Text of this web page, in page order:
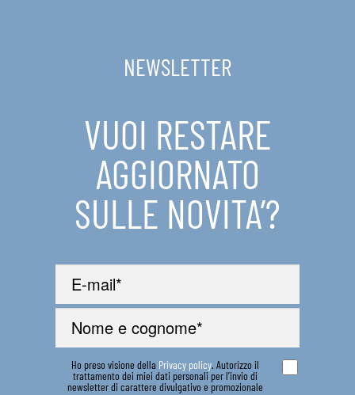
CONTATTI
NEWSLETTER
VUOI RESTARE
AGGIORNATO
SULLE NOVITA’?
Ho preso visione della Privacy policy. Autorizzo il
trattamento dei miei dati personali per l’invio di
newsletter di carattere divulgativo e promozionale